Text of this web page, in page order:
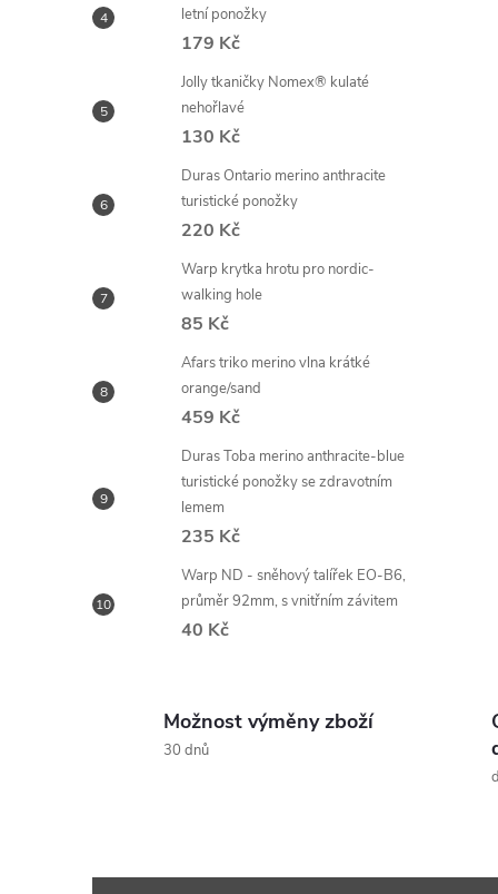
letní ponožky
179 Kč
Jolly tkaničky Nomex® kulaté
nehořlavé
130 Kč
Duras Ontario merino anthracite
turistické ponožky
220 Kč
Warp krytka hrotu pro nordic-
walking hole
85 Kč
Afars triko merino vlna krátké
orange/sand
459 Kč
Duras Toba merino anthracite-blue
turistické ponožky se zdravotním
lemem
235 Kč
Warp ND - sněhový talířek EO-B6,
průměr 92mm, s vnitřním závitem
40 Kč
Možnost výměny zboží
30 dnů